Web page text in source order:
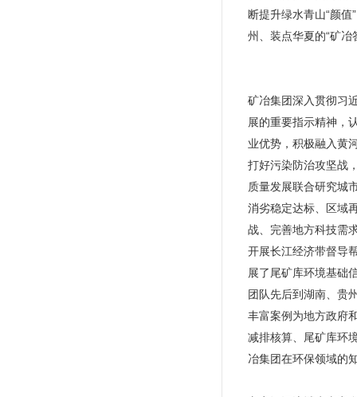
断提升绿水青山“颜
州、装点华夏的“矿冶
矿冶集团深入贯彻习
展的重要指示精神，
业优势，积极融入黄
打好污染防治攻坚战
质量发展联合研究城
消劣稳定达标、区域
战、完善地方科技需
开展长江经济带督导
展了尾矿库环境基础
团队先后到湖南、贵
丰富案例为地方政府
减排核算、尾矿库环
冶集团在环保领域的